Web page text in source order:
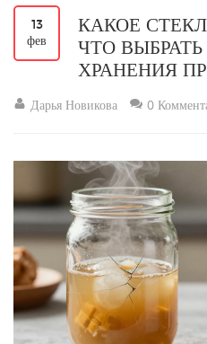
13
фев
КАКОЕ
ЧТО
ХРАНЕНИЯ
Дарья Новикова 0